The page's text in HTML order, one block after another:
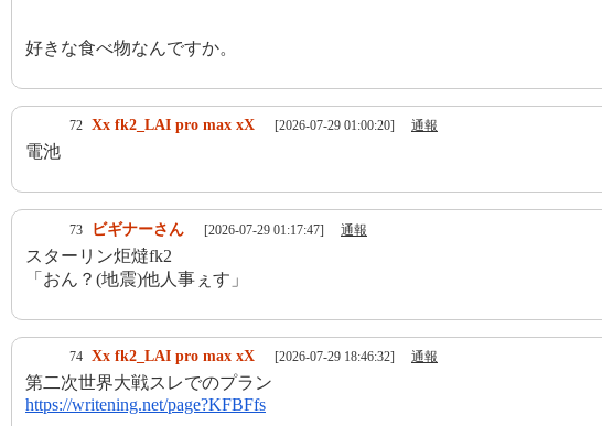
好きな食べ物なんですか。
72 Xx fk2_LAI pro max xX [2026-07-29 01:00:20] 通報
電池
73 ビギナーさん [2026-07-29 01:17:47] 通報
スターリン炬燵fk2
「おん？(地震)他人事ぇす」
74 Xx fk2_LAI pro max xX [2026-07-29 18:46:32] 通報
第二次世界大戦スレでのプラン
https://writening.net/page?KFBFfs